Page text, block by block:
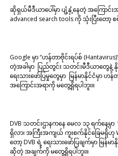
ဆိုရှယ်မီဒီယာပေါ်မှာ ပျံ့နှံ့နေတဲ့ အကြောင်း
advanced search tools ကို သုံးပြီးတော့
Google မှာ “ဟန်တာဗိုင်းရပ်စ်
တဲ့အခါမှာ ပြည်တွင်း သတင်းမီဒီယာတွေနဲ့
ရေးသားဖော်ပြမှုတွေမှာ မြန်မာနိုင်ငံမှာဟန်
အကြောင်းအရာကို မတွေ့ရှိရပါဘူး။
DVB သတင်းဌာနကနေ မေလ ၁၃ ရက်နေ့မှာ
ရှိလာ၊ အကြီးအကျယ် ကူးစက်နိုင်ခြေမရှိဟု
တော့ DVB ရဲ့ ရေးသားဖော်ပြချက်မှာ မြ
ဆိုတဲ့ အချက်ကို မတွေ့ရှိရပါဘူး။